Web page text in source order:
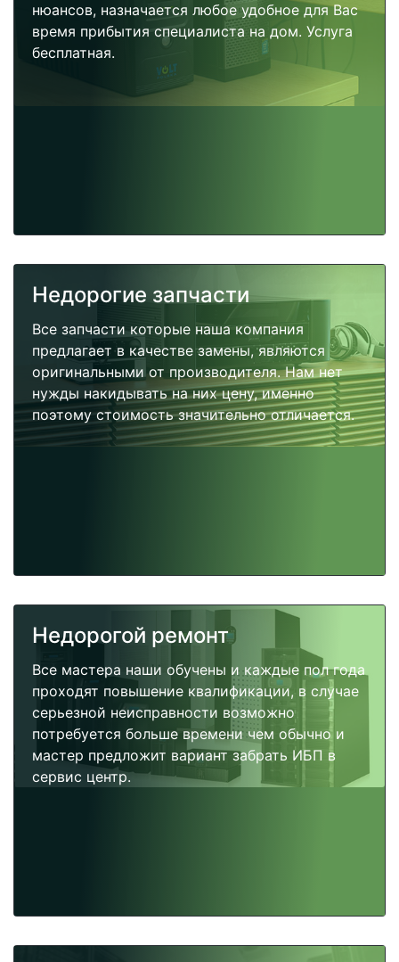
нюансов, назначается любое удобное для Вас
время прибытия специалиста на дом. Услуга
бесплатная.
Недорогие запчасти
Все запчасти которые наша компания
предлагает в качестве замены, являются
оригинальными от производителя. Нам нет
нужды накидывать на них цену, именно
поэтому стоимость значительно отличается.
Недорогой ремонт
Все мастера наши обучены и каждые пол года
проходят повышение квалификации, в случае
серьезной неисправности возможно
потребуется больше времени чем обычно и
мастер предложит вариант забрать ИБП в
сервис центр.